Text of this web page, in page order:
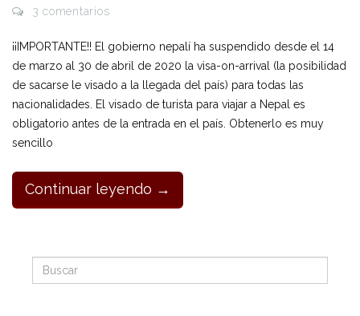
3 comentarios
¡¡IMPORTANTE!! El gobierno nepalí ha suspendido desde el 14
de marzo al 30 de abril de 2020 la visa-on-arrival (la posibilidad
de sacarse le visado a la llegada del país) para todas las
nacionalidades. El visado de turista para viajar a Nepal es
obligatorio antes de la entrada en el país. Obtenerlo es muy
sencillo
Continuar leyendo →